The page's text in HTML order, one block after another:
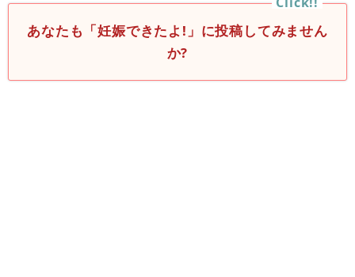
あなたも「妊娠できたよ!」に投稿してみません
か?